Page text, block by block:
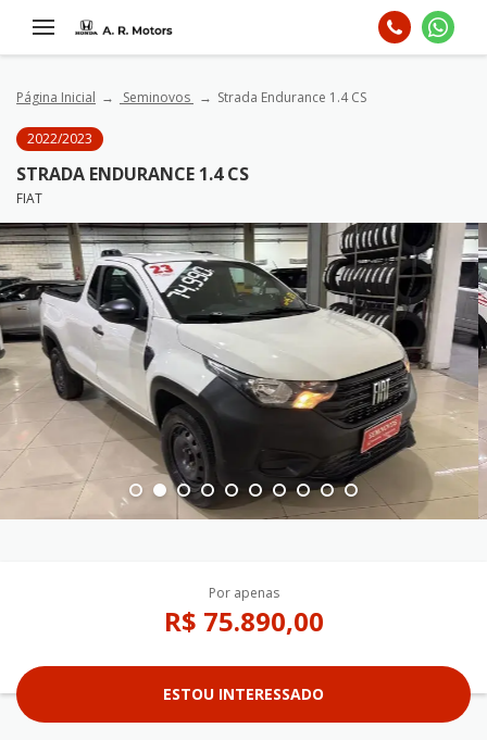
Página Inicial Seminovos Strada Endurance 1.4 CS
2022/2023
STRADA ENDURANCE 1.4 CS
FIAT
Por apenas
R$ 75.890,00
ESTOU INTERESSADO